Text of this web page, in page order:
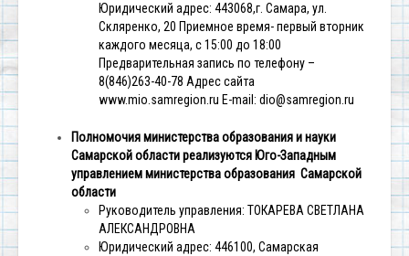
Юридический адрес: 443068,г. Самара, ул.
Скляренко, 20 Приемное время- первый вторник
каждого месяца, с 15:00 до 18:00
Предварительная запись по телефону –
8(846)263-40-78 Адрес сайта
www.mio.samregion.ru E-mail: dio@samregion.ru
Полномочия министерства образования и науки
Самарской области реализуются Юго-Западным
управлением министерства образования Самарской
области
Руководитель управления: ТОКАРЕВА СВЕТЛАНА
АЛЕКСАНДРОВНА
Юридический адрес: 446100, Самарская